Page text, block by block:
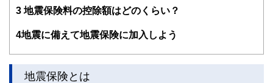
護士、税理士、宅地建物取引士、相続診断士、住宅ローンア
かしく感じられる年金や税金、相続、保険、ローンなどの話
3 地震保険料の控除額はどのくらい？
4地震に備えて地震保険に加入しよう
地震保険とは